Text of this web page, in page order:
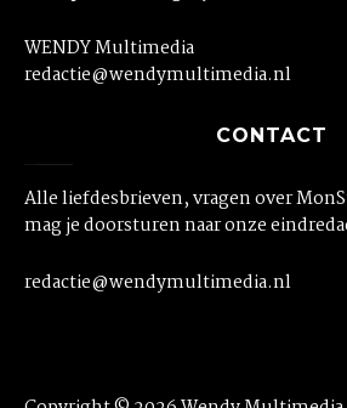
WENDY Multimedia
redactie@wendymultimedia.nl
CONTACT
Alle liefdesbrieven, vragen over
mag je doorsturen naar onze
redactie@wendymultimedia.nl